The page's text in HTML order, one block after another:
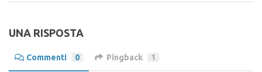
UNA RISPOSTA
Commenti 0 Pingback 1